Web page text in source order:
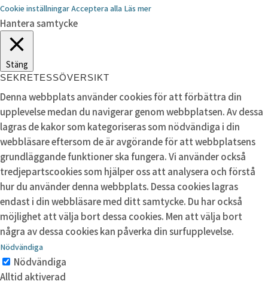
Cookie inställningarAcceptera alla Läs mer
Hantera samtycke
Stäng
SEKRETESSÖVERSIKT
Denna webbplats använder cookies för att förbättra din
upplevelse medan du navigerar genom webbplatsen. Av dessa
lagras de kakor som kategoriseras som nödvändiga i din
webbläsare eftersom de är avgörande för att webbplatsens
grundläggande funktioner ska fungera. Vi använder också
tredjepartscookies som hjälper oss att analysera och förstå
hur du använder denna webbplats. Dessa cookies lagras
endast i din webbläsare med ditt samtycke. Du har också
möjlighet att välja bort dessa cookies. Men att välja bort
några av dessa cookies kan påverka din surfupplevelse.
Nödvändiga
Nödvändiga
Alltid aktiverad